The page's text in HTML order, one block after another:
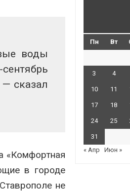
воды
сказал
«Комфортная
в городе
не
Пн Вт
3 4
10 11
17 18
24 25
31
« Апр
Июн »